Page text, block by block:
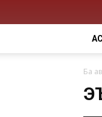
Ба